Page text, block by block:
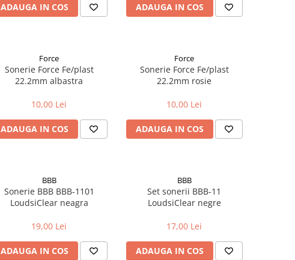
ADAUGA IN COS ADAUGA IN COS
Force
Sonerie Force Fe/plast
22.2mm albastra
10,00 Lei
ADAUGA IN COS
Force
Sonerie Force Fe/plast
22.2mm rosie
10,00 Lei
ADAUGA IN COS
BBB
Sonerie BBB BBB-1101
LoudsiClear neagra
19,00 Lei
ADAUGA IN COS
BBB
Set sonerii BBB-11
LoudsiClear negre
17,00 Lei
ADAUGA IN COS